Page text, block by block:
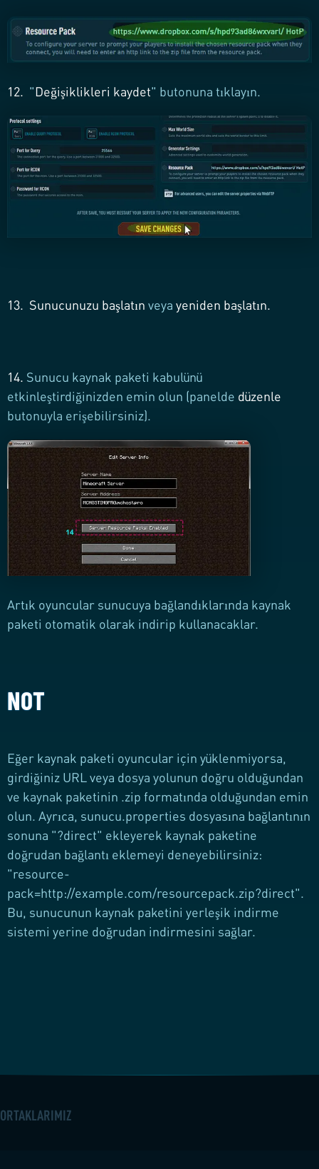
12. "Değişiklikleri kaydet" butonuna tıklayın.
13. Sunucunuzu başlatın veya yeniden başlatın.
14. Sunucu kaynak paketi kabulünü
etkinleştirdiğinizden emin olun (panelde düzenle
butonuyla erişebilirsiniz).
Artık oyuncular sunucuya bağlandıklarında kaynak
paketi otomatik olarak indirip kullanacaklar.
NOT
Eğer kaynak paketi oyuncular için yüklenmiyorsa,
girdiğiniz URL veya dosya yolunun doğru olduğundan
ve kaynak paketinin .zip formatında olduğundan emin
olun. Ayrıca, sunucu.properties dosyasına bağlantının
sonuna "?direct" ekleyerek kaynak paketine
doğrudan bağlantı eklemeyi deneyebilirsiniz:
"resource-
pack=http://example.com/resourcepack.zip?direct".
Bu, sunucunun kaynak paketini yerleşik indirme
sistemi yerine doğrudan indirmesini sağlar.
ORTAKLARIMIZ